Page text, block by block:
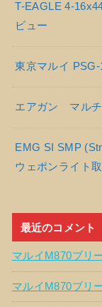
T-EAGLE 4-
ビュー
東京マルイ
エアガン マル
EMG SI SMP
ウェポンライト
最近のコメント
マルイM870ブリ
マルイM870ブリ